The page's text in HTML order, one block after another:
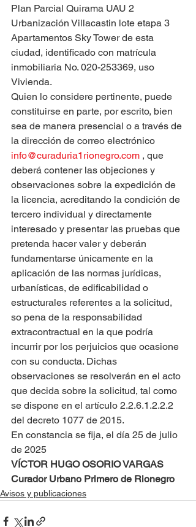
Plan Parcial Quirama UAU 2
Urbanización Villacastin lote etapa 3
Apartamentos Sky Tower de esta
ciudad, identificado con matrícula
inmobiliaria No. 020-253369, uso
Vivienda.
Quien lo considere pertinente, puede
constituirse en parte, por escrito, bien
sea de manera presencial o a través de
la dirección de correo electrónico
info@curaduria1rionegro.com , que
deberá contener las objeciones y
observaciones sobre la expedición de
la licencia, acreditando la condición de
tercero individual y directamente
interesado y presentar las pruebas que
pretenda hacer valer y deberán
fundamentarse únicamente en la
aplicación de las normas jurídicas,
urbanísticas, de edificabilidad o
estructurales referentes a la solicitud,
so pena de la responsabilidad
extracontractual en la que podría
incurrir por los perjuicios que ocasione
con su conducta. Dichas
observaciones se resolverán en el acto
que decida sobre la solicitud, tal como
se dispone en el artículo 2.2.6.1.2.2.2
del decreto 1077 de 2015.
En constancia se fija, el día 25 de julio
de 2025
VÍCTOR HUGO OSORIO VARGAS
Curador Urbano Primero de Rionegro
Avisos y publicaciones